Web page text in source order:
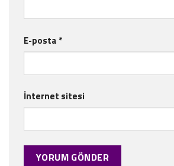
E-posta *
İnternet sitesi